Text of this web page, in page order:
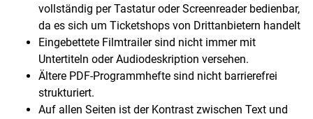
vollständig per Tastatur oder Screenreader bedienbar,
da es sich um Ticketshops von Drittanbietern handelt
Eingebettete Filmtrailer sind nicht immer mit
Untertiteln oder Audiodeskription versehen.
Ältere PDF-Programmhefte sind nicht barrierefrei
strukturiert.
Auf allen Seiten ist der Kontrast zwischen Text und